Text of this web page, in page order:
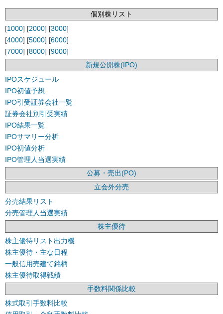
個別株リスト
[1000] [2000] [3000]
[4000] [5000] [6000]
[7000] [8000] [9000]
新規公開株(IPO)
IPOスケジュール
IPO初値予想
IPO引受証券会社一覧
証券会社別引受実績
IPO結果一覧
IPOサマリー分析
IPO初値分析
IPO管理人当選実績
公募・売出(PO)
立会外分売
分売結果リスト
分売管理人当選実績
株主優待
株主優待リスト出力機
株主優待・主な日程
一般信用売建て銘柄
株主優待取得戦績
手数料関係比較
株式取引手数料比較